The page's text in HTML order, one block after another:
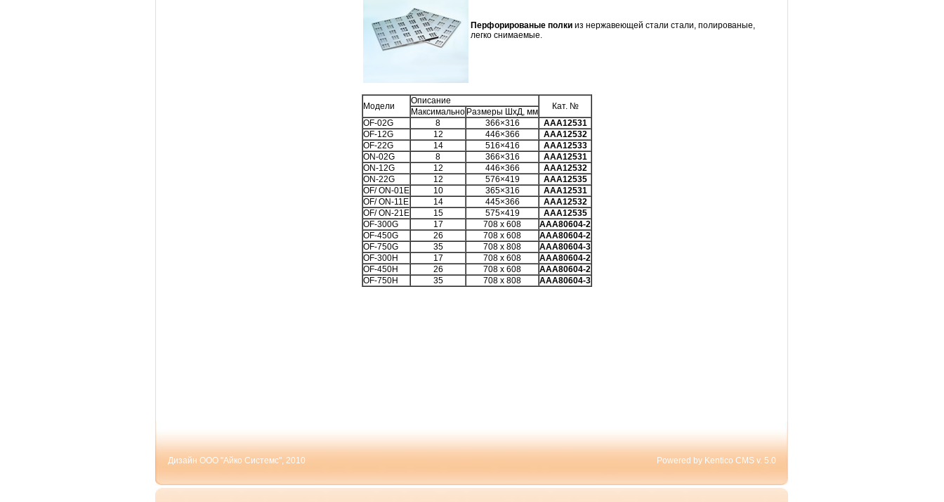
Перфорированые полки из нержавеющей стали стали, полированые,
легко снимаемые.
Модели
Описание
Кат. №
Максимально Размеры ШхД, мм
OF-02G
8 366×316
AAA12531
OF-12G
12 446×366
AAA12532
OF-22G
14 516×416
AAA12533
ON-02G
8 366×316
AAA12531
ON-12G
12 446×366
AAA12532
ON-22G
12 576×419
AAA12535
OF/ ON-01E
10 365×316
AAA12531
OF/ ON-11E
14 445×366
AAA12532
OF/ ON-21E
15 575×419
AAA12535
OF-300G
17 708 x 608
AAA80604-2
OF-450G
26 708 x 608
AAA80604-2
OF-750G
35 708 x 808
AAA80604-3
OF-300H
17 708 x 608
AAA80604-2
OF-450H
26 708 x 608
AAA80604-2
OF-750H
35 708 x 808 AAA80604-3
Дизайн ООО "Айко Системс", 2010 Powered by Kentico CMS v. 5.0